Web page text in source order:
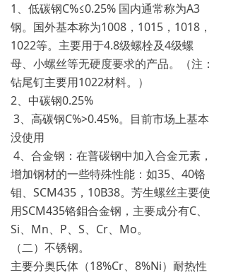
1、低碳钢C%≤0.25% 国内通常称为A3
钢。国外基本称为1008，1015，1018，
1022等。主要用于4.8级螺栓及4级螺
母、小螺丝等无硬度要求的产品。（注：
钻尾钉主要用1022材料。）
2、中碳钢0.25%
3、高碳钢C%>0.45%。目前市场上基本
没使用
4、合金钢：在普碳钢中加入合金元素，
增加钢材的一些特殊性能：如35、40铬
钼、SCM435，10B38。芳生螺丝主要使
用SCM435铬鉬合金钢，主要成分有C、
Si、Mn、P、S、Cr、Mo。
（二）不锈钢。
主要分奥氏体（18%Cr、8%Ni）耐热性